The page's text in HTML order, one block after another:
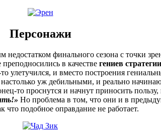
Персонажи
недостатком финального сезона с точки
в качестве гениев
улетучился, и вместо построения
уж дебильными, и реально
то проснутся и начнут приносить
Но проблема в том, что они и в
подобное оправдание не работает.